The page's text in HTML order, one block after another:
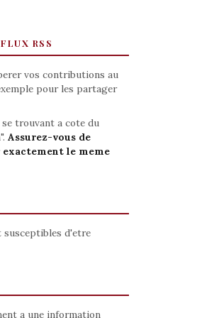
RSS
vos contributions au
pour les partager
trouvant a cote du
Assurez-vous de
le meme
susceptibles d'etre
a une information